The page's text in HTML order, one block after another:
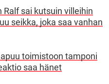
Ralf sai kutsuin villeihin
seikka, joka saa vanhan
toimistoon tamponi
saa hänet